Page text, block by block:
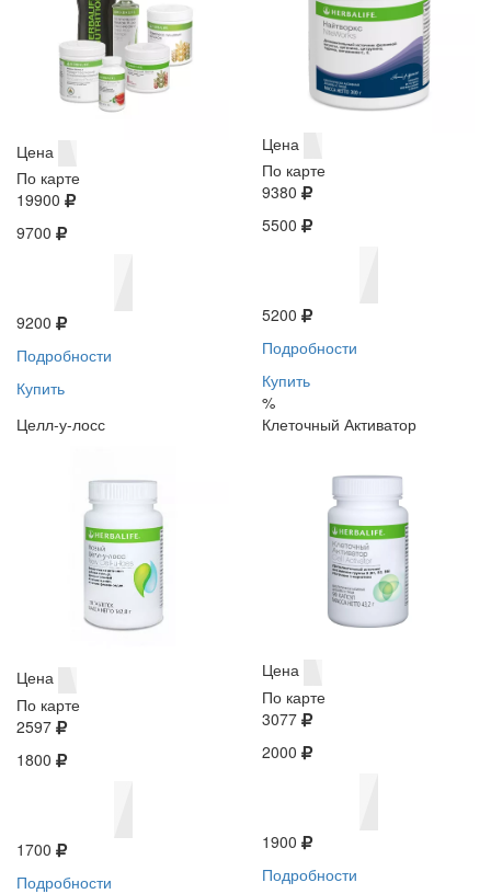
Цена
По карте
19900
9700
9200
Подробности
Купить
Цена
По карте
9380
5500
5200
Подробности
Купить
%
Целл-у-лосс
Цена
По карте
2597
1800
1700
Подробности
Клеточный Активатор
Цена
По карте
3077
2000
1900
Подробности